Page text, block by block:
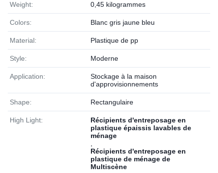
Weight: 0,45 kilogrammes
Colors: Blanc gris jaune bleu
Material: Plastique de pp
Style: Moderne
Application:
Stockage à la maison
d'approvisionnements
Shape: Rectangulaire
High Light:
Récipients d'entreposage en
plastique épaissis lavables de
ménage
Récipients d'entreposage en
plastique de ménage de
Multiscène